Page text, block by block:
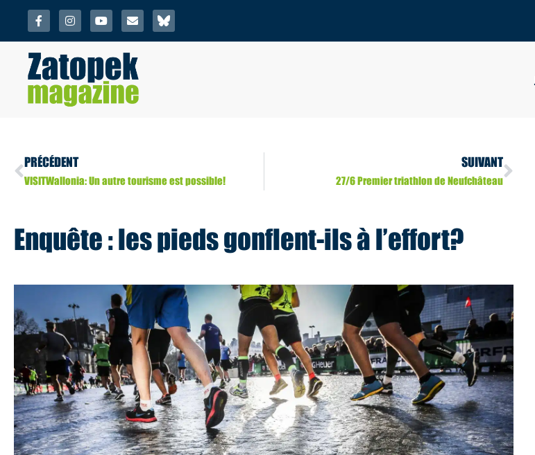
PRÉCÉDENT
VISITWallonia: Un autre tourisme est possible!
SUIVANT
27/6 Premier triathlon de Neufchâteau
Enquête : les pieds gonflent-ils à l’effort?